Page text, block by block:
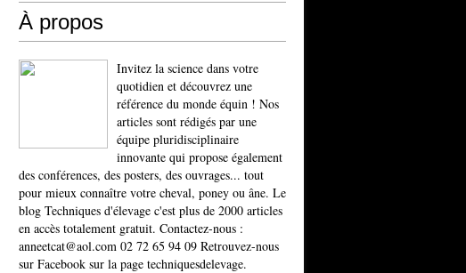
À propos
Invitez la science dans votre
quotidien et découvrez une
référence du monde équin ! Nos
articles sont rédigés par une
équipe pluridisciplinaire
innovante qui propose également
des conférences, des posters, des ouvrages... tout
pour mieux connaître votre cheval, poney ou âne. Le
blog Techniques d'élevage c'est plus de 2000 articles
en accès totalement gratuit. Contactez-nous :
anneetcat@aol.com 02 72 65 94 09 Retrouvez-nous
sur Facebook sur la page techniquesdelevage.